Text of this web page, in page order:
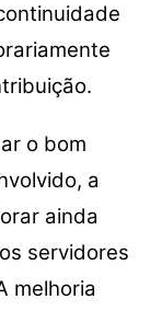
o bom
a
ainda
servidores
melhoria